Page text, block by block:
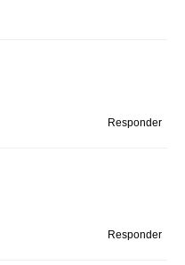
Responder
Responder